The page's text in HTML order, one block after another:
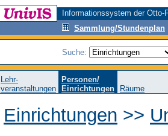
Informationssystem der
Sammlung/Stundenplan
Suche:
Lehr-
veranstaltungen
Personen/
Einrichtungen
Räume
Einrichtungen >>